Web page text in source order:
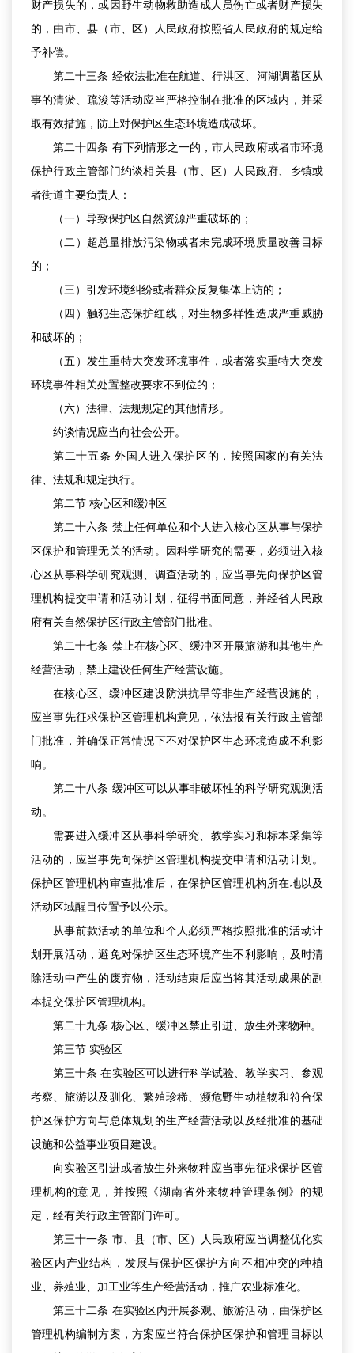
财产损失的，或因野生动物救助造成人员伤亡或者财产损失
的，由市、县（市、区）人民政府按照省人民政府的规定给
予补偿。
第二十三条 经依法批准在航道、行洪区、河湖调蓄区从
事的清淤、疏浚等活动应当严格控制在批准的区域内，并采
取有效措施，防止对保护区生态环境造成破坏。
第二十四条 有下列情形之一的，市人民政府或者市环境
保护行政主管部门约谈相关县（市、区）人民政府、乡镇或
者街道主要负责人：
（一）导致保护区自然资源严重破坏的；
（二）超总量排放污染物或者未完成环境质量改善目标
的；
（三）引发环境纠纷或者群众反复集体上访的；
（四）触犯生态保护红线，对生物多样性造成严重威胁
和破坏的；
（五）发生重特大突发环境事件，或者落实重特大突发
环境事件相关处置整改要求不到位的；
（六）法律、法规规定的其他情形。
约谈情况应当向社会公开。
第二十五条 外国人进入保护区的，按照国家的有关法
律、法规和规定执行。
第二节 核心区和缓冲区
第二十六条 禁止任何单位和个人进入核心区从事与保护
区保护和管理无关的活动。因科学研究的需要，必须进入核
心区从事科学研究观测、调查活动的，应当事先向保护区管
理机构提交申请和活动计划，征得书面同意，并经省人民政
府有关自然保护区行政主管部门批准。
第二十七条 禁止在核心区、缓冲区开展旅游和其他生产
经营活动，禁止建设任何生产经营设施。
在核心区、缓冲区建设防洪抗旱等非生产经营设施的，
应当事先征求保护区管理机构意见，依法报有关行政主管部
门批准，并确保正常情况下不对保护区生态环境造成不利影
响。
第二十八条 缓冲区可以从事非破坏性的科学研究观测活
动。
需要进入缓冲区从事科学研究、教学实习和标本采集等
活动的，应当事先向保护区管理机构提交申请和活动计划。
保护区管理机构审查批准后，在保护区管理机构所在地以及
活动区域醒目位置予以公示。
从事前款活动的单位和个人必须严格按照批准的活动计
划开展活动，避免对保护区生态环境产生不利影响，及时清
除活动中产生的废弃物，活动结束后应当将其活动成果的副
本提交保护区管理机构。
第二十九条 核心区、缓冲区禁止引进、放生外来物种。
第三节 实验区
第三十条 在实验区可以进行科学试验、教学实习、参观
考察、旅游以及驯化、繁殖珍稀、濒危野生动植物和符合保
护区保护方向与总体规划的生产经营活动以及经批准的基础
设施和公益事业项目建设。
向实验区引进或者放生外来物种应当事先征求保护区管
理机构的意见，并按照《湖南省外来物种管理条例》的规
定，经有关行政主管部门许可。
第三十一条 市、县（市、区）人民政府应当调整优化实
验区内产业结构，发展与保护区保护方向不相冲突的种植
业、养殖业、加工业等生产经营活动，推广农业标准化。
第三十二条 在实验区内开展参观、旅游活动，由保护区
管理机构编制方案，方案应当符合保护区保护和管理目标以